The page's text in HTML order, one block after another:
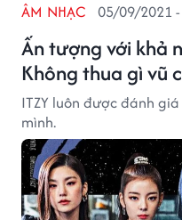
Ấn tượng với khả
Không thua gì vũ
ÂM NHẠC 05/09/2021
ITZY luôn được đánh
mình.